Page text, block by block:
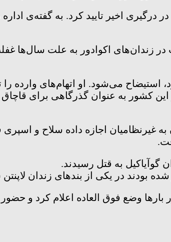
اکوادور در گفتگو با خبرنگاران، کشته شدن ۱۲ زندانی را در
زندان‌های اکوادور به علت سال‌ها
استیضاح می‌شود. او اتهام‌های
کشور به عنوان گذرگاهی برای قاچاق
غیرنظامیان اجازه داده سلاح و اسپری
گوآیاکیل به قتل رسیدند.
بودند در یکی از بند‌های زندان لاپنتن
وضع فوق العاده اعلام کرد و حضور